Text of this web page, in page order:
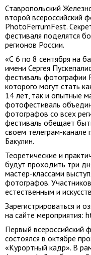
Ставропольский
второй всероссийский
PhotoFerrumFest.
фестиваля поделятся
регионов России.
«С 6 по 8 сентября на
имени Сергея
фестиваль фотографии
которого могут стать
14 лет, так и опытные
фотофестиваль
фотографов со всех
фестиваль обещает
своем телеграм-канале
Бакулин.
Теоретические и
будут проходить три
мастер-классами
фотографов.
естественным и
Зарегистрироваться и
на сайте
Первый всероссийский
состоялся в октябре
«Курортный кадр». В